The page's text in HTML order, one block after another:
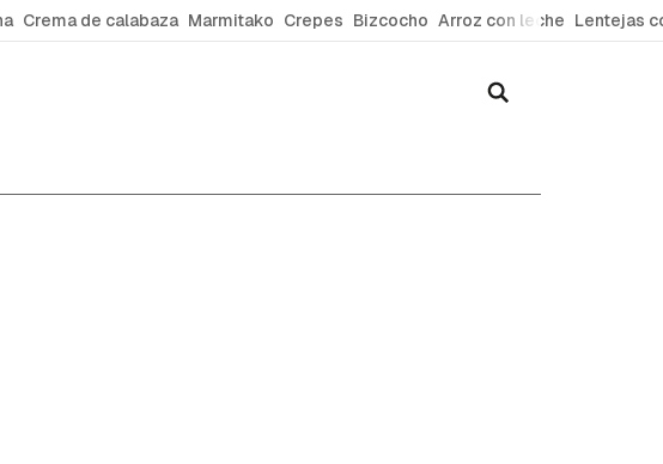
Crema de calabaza Marmitako Crepes Bizcocho Arroz con leche Lentejas